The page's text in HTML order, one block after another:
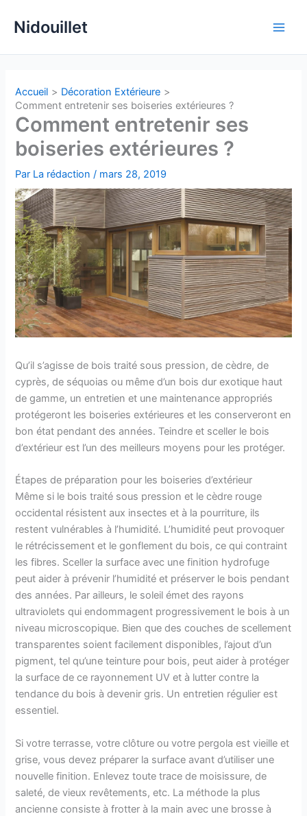
Nidouillet
Accueil
Décoration Extérieure
Comment entretenir ses boiseries extérieures ?
Comment entretenir ses
boiseries extérieures ?
Par La rédaction/ mars 28, 2019
Qu’il s’agisse de bois traité sous pression, de cèdre, de
cyprès, de séquoias ou même d’un bois dur exotique haut
de gamme, un entretien et une maintenance appropriés
protégeront les boiseries extérieures et les conserveront en
bon état pendant des années. Teindre et sceller le bois
d’extérieur est l’un des meilleurs moyens pour les protéger.
Étapes de préparation pour les boiseries d’extérieur
Même si le bois traité sous pression et le cèdre rouge
occidental résistent aux insectes et à la pourriture, ils
restent vulnérables à l’humidité. L’humidité peut provoquer
le rétrécissement et le gonflement du bois, ce qui contraint
les fibres. Sceller la surface avec une finition hydrofuge
peut aider à prévenir l’humidité et préserver le bois pendant
des années. Par ailleurs, le soleil émet des rayons
ultraviolets qui endommagent progressivement le bois à un
niveau microscopique. Bien que des couches de scellement
transparentes soient facilement disponibles, l’ajout d’un
pigment, tel qu’une teinture pour bois, peut aider à protéger
la surface de ce rayonnement UV et à lutter contre la
tendance du bois à devenir gris. Un entretien régulier est
essentiel.
Si votre terrasse, votre clôture ou votre pergola est vieille et
grise, vous devez préparer la surface avant d’utiliser une
nouvelle finition. Enlevez toute trace de moisissure, de
saleté, de vieux revêtements, etc. La méthode la plus
ancienne consiste à frotter à la main avec une brosse à